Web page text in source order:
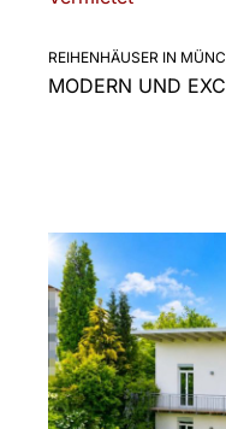
REIHENHÄUSER IN
MODERN UND